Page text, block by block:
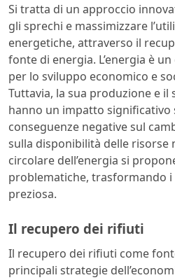
Si tratta di un approccio
gli sprechi e massimizzare
energetiche, attraverso il
fonte di energia. L’energia è
per lo sviluppo economico e
Tuttavia, la sua produzione e
hanno un impatto significativo
conseguenze negative sul
sulla disponibilità delle risorse
circolare dell’energia si
problematiche, trasformando
preziosa.
Il recupero dei rifiuti
Il recupero dei rifiuti come
principali strategie